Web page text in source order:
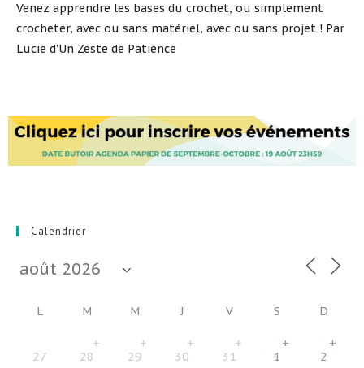
Venez apprendre les bases du crochet, ou simplement
crocheter, avec ou sans matériel, avec ou sans projet ! Par
Lucie d’Un Zeste de Patience
Calendrier
L M M J V S D
27 28
+
29
+
30
+
31
+
1
+
2
+